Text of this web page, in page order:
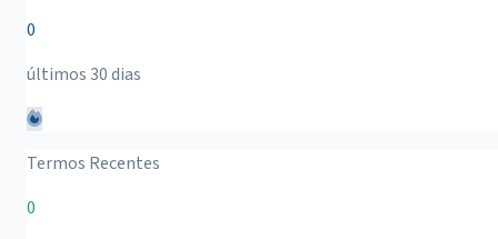
0
últimos 30 dias
Termos Recentes
0